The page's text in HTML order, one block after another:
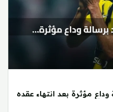
وداع مؤثرة بعد انتهاء عقده